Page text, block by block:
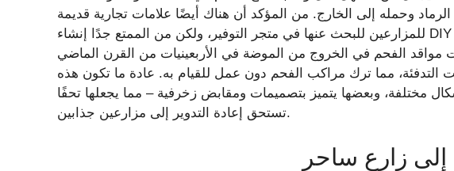
وحمله إلى الخارج. من المؤكد أن هناك أيضًا علامات تجارية قديمة
للمزارعين للبحث عنها في متجر التوفير، ولكن من الممتع جدًا إنشاء DIY من التحف المعاد تدويرها والتي ليس لها
مواقد الفحم في الخروج من الموضة في الأربعينيات من القرن الماضي
التدفئة، مما ترك مراكب الفحم دون عمل للقيام به. عادة ما تكون هذه
مختلفة، وبعضها يتميز بتصميمات ومقابض زخرفية – مما يجعلها تحفًا
تستحق إعادة التدوير إلى مزارعين جذابين.
إلى زارع ساحر